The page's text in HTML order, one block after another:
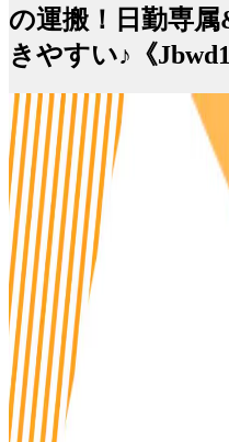
の運搬！日勤専
きやすい♪《